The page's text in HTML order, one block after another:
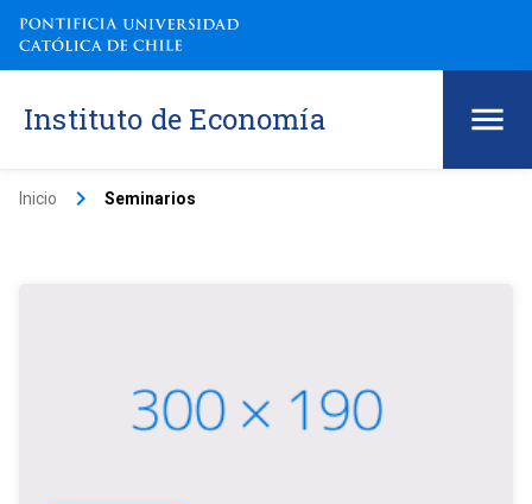
Instituto de Economía
Inicio keyboard_arrow_right Seminarios